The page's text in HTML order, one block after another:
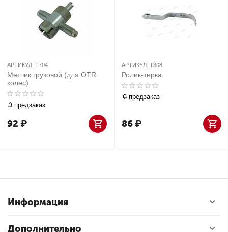
АРТИКУЛ: T704
Метчик грузовой (для OTR
колес)
предзаказ
92 ₽
АРТИКУЛ: T308
Ролик-терка
предзаказ
86₽
Информация
Дополнительно